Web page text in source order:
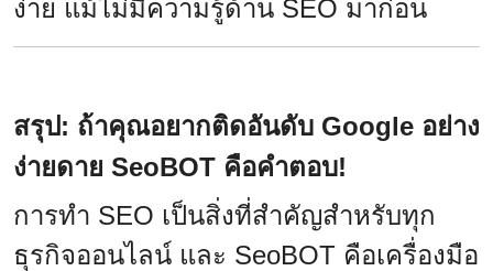
ง่าย แม้ไม่มีความรู้ด้าน SEO มาก่อน
สรุป: ถ้าคุณอยากติดอันดับ Google อย่าง
ง่ายดาย SeoBOT คือคำตอบ!
การทำ SEO เป็นสิ่งที่สำคัญสำหรับทุก
ธุรกิจออนไลน์ และ SeoBOT คือเครื่องมือ